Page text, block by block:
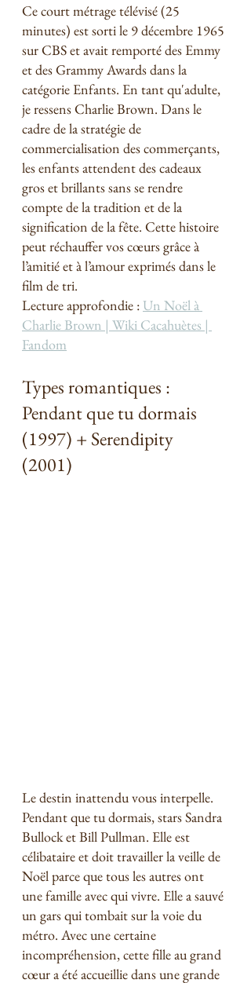
Ce court métrage télévisé (25
minutes) est sorti le 9 décembre 1965
sur CBS et avait remporté des Emmy
et des Grammy Awards dans la
catégorie Enfants. En tant qu'adulte,
je ressens Charlie Brown. Dans le
cadre de la stratégie de
commercialisation des commerçants,
les enfants attendent des cadeaux
gros et brillants sans se rendre
compte de la tradition et de la
signification de la fête. Cette histoire
peut réchauffer vos cœurs grâce à
l’amitié et à l’amour exprimés dans le
film de tri.
Lecture approfondie : Un Noël à
Charlie Brown | Wiki Cacahuètes |
Fandom
Types romantiques :
Pendant que tu dormais
(1997) + Serendipity
(2001)
Le destin inattendu vous interpelle.
Pendant que tu dormais, stars Sandra
Bullock et Bill Pullman. Elle est
célibataire et doit travailler la veille de
Noël parce que tous les autres ont
une famille avec qui vivre. Elle a sauvé
un gars qui tombait sur la voie du
métro. Avec une certaine
incompréhension, cette fille au grand
cœur a été accueillie dans une grande